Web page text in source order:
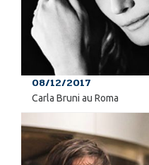
08/12/2017
Carla Bruni au Roma